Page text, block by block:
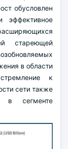
обусловлен
стареющей
в области
к
сети также
в сегменте